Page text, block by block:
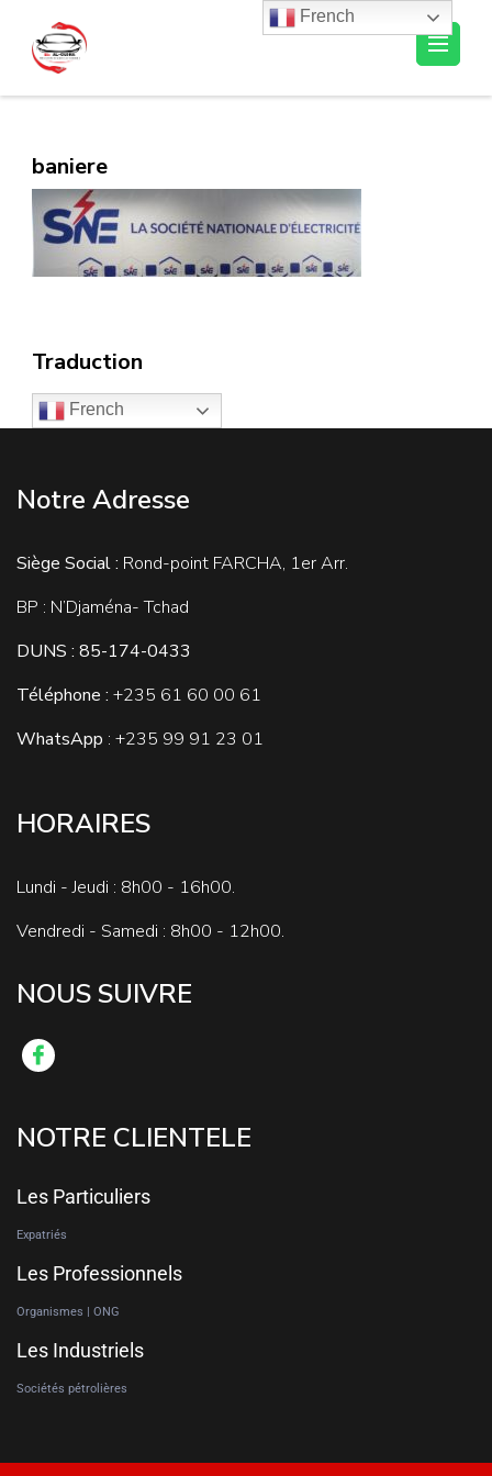
baniere
Traduction
French
Notre Adresse
Siège Social : Rond-point FARCHA, 1er Arr.
BP : N’Djaména- Tchad
DUNS : 85-174-0433
Téléphone : +235 61 60 00 61
WhatsApp : +235 99 91 23 01
HORAIRES
Lundi - Jeudi : 8h00 - 16h00.
Vendredi - Samedi : 8h00 - 12h00.
NOUS SUIVRE
NOTRE CLIENTELE
Les Particuliers
Expatriés
Les Professionnels
Organismes | ONG
Les Industriels
Sociétés pétrolières
French